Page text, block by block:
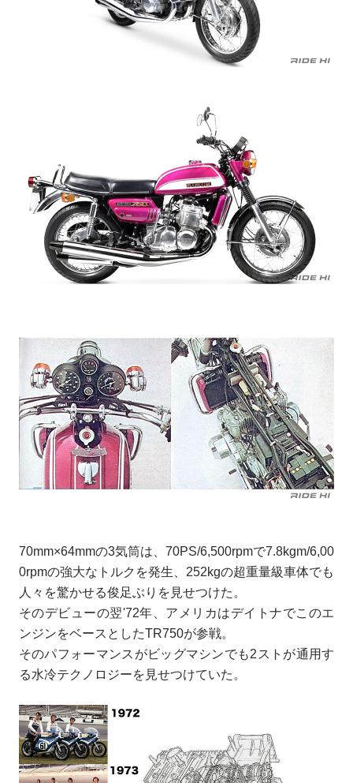
70mm×64mmの3気筒は、70PS/6,500rpmで7.8kgm/6,00
0rpmの強大なトルクを発生、252kgの超重量級車体でも
人々を驚かせる俊足ぶりを見せつけた。
そのデビューの翌'72年、アメリカはデイトナでこのエ
ンジンをベースとしたTR750が参戦。
そのパフォーマンスがビッグマシンでも2ストが通用す
る水冷テクノロジーを見せつけていた。